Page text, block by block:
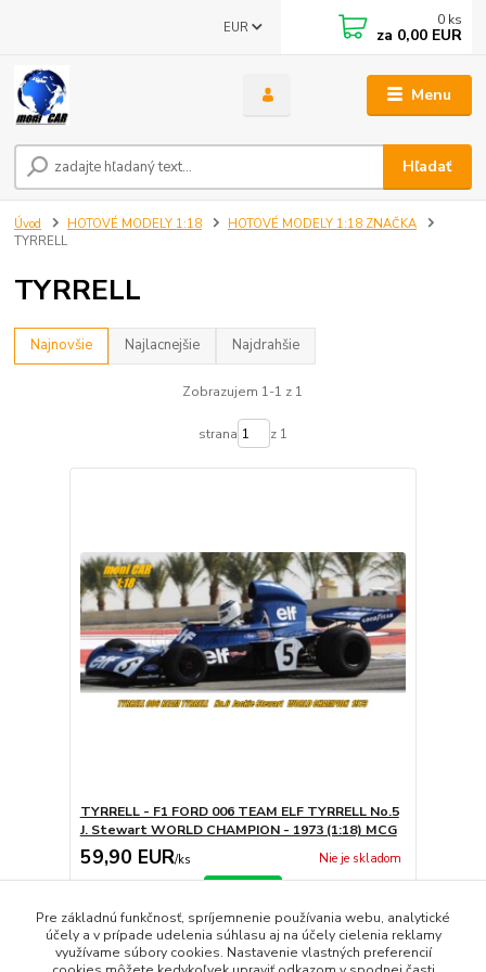
Menu
EUR
Hľadať
0 ks
za 0,00 EUR
Úvod HOTOVÉ MODELY 1:18
HOTOVÉ MODELY 1:18 ZNAČKA
TYRRELL
TYRRELL
Najnovšie Najlacnejšie Najdrahšie
Zobrazujem 1-1 z 1
strana z 1
TYRRELL - F1 FORD 006 TEAM ELF TYRRELL No.5
J. Stewart WORLD CHAMPION - 1973 (1:18) MCG
59,90 EUR/ks Nie je skladom
strana z 1
Pre základnú funkčnosť, spríjemnenie používania webu, analytické
účely a v prípade udelenia súhlasu aj na účely cielenia reklamy
využívame súbory cookies. Nastavenie vlastných preferencií